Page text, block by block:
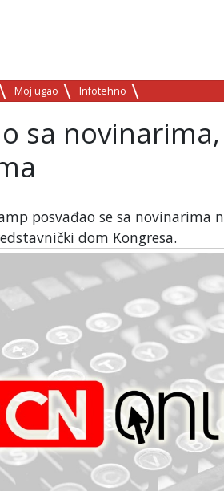
Moj ugao Infotehno
sa
posvađao se sa novinarima
dom Kongresa.